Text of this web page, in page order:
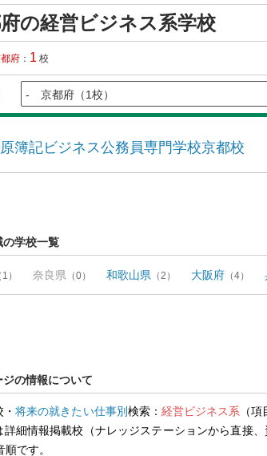
の経営ビジネス系学校
府 ： 1 校
簿記ビジネス公務員専門学校京都校
の学校一覧
1） 奈良県 （0） 和歌山県 （2） 大阪府 （4）
ジの情報について
・将来の就きたい仕事別検索： 経営ビジネス系 （
詳細情報掲載校（ナレッジステーションから直接
です。